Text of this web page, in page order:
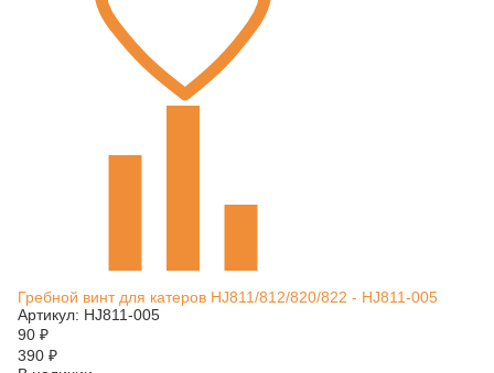
Гребной винт для катеров HJ811/812/820/822 - HJ811-005
Артикул: HJ811-005
90 ₽
390 ₽